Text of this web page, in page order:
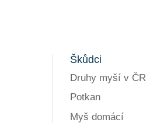
Škůdci
Druhy myší v ČR
Potkan
Myš domácí